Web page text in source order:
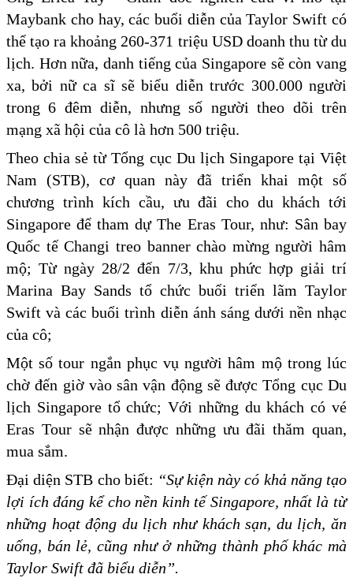
Maybank cho hay, các buổi diễn của Taylor Swift ​​có
thể tạo ra khoảng 260-371 triệu USD doanh thu từ du
lịch. Hơn nữa, danh tiếng của Singapore sẽ còn vang
xa, bởi nữ ca sĩ sẽ biểu diễn trước 300.000 người
trong 6 đêm diễn, nhưng số người theo dõi trên
mạng xã hội của cô là hơn 500 triệu.
Theo chia sẻ từ Tổng cục Du lịch Singapore tại Việt
Nam (STB), cơ quan này đã triển khai một số
chương trình kích cầu, ưu đãi cho du khách tới
Singapore để tham dự The Eras Tour, như: Sân bay
Quốc tế Changi treo banner chào mừng người hâm
mộ; Từ ngày 28/2 đến 7/3, khu phức hợp giải trí
Marina Bay Sands tổ chức buổi triển lãm Taylor
Swift và các buổi trình diễn ánh sáng dưới nền nhạc
của cô;
Một số tour ngắn phục vụ người hâm mộ trong lúc
chờ đến giờ vào sân vận động sẽ được Tổng cục Du
lịch Singapore tổ chức; Với những du khách có vé
Eras Tour sẽ nhận được những ưu đãi thăm quan,
mua sắm.
Đại diện STB cho biết: “Sự kiện này có khả năng tạo
lợi ích đáng kể cho nền kinh tế Singapore, nhất là từ
những hoạt động du lịch như khách sạn, du lịch, ăn
uống, bán lẻ, cũng như ở những thành phố khác mà
Taylor Swift đã biểu diễn”.